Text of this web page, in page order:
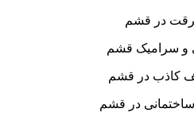
در قشم
سرامیک قشم
کاذب در قشم
ساختمانی در قشم